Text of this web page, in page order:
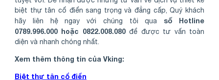
biệt thự tân cổ điển sang trọng và đẳng cấp, Quý khách
hãy liên hệ ngay với chúng tôi qua số Hotline
0789.996.000 hoặc 0822.008.080để được tư vấn toàn
diện và nhanh chóng nhất.
Xem thêm thông tin của Vking:
Biệt thự tân cổ điển